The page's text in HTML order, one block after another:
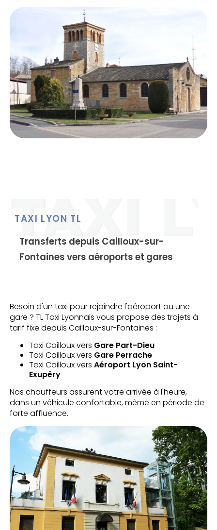
TAXI LYON TL
Transferts depuis Cailloux-sur-
Fontaines vers aéroports et gares
Besoin d'un taxi pour rejoindre l'aéroport ou une
gare ? TL Taxi Lyonnais vous propose des trajets à
tarif fixe depuis Cailloux-sur-Fontaines :
Taxi Cailloux vers Gare Part-Dieu
Taxi Cailloux vers Gare Perrache
Taxi Cailloux vers Aéroport Lyon Saint-
Exupéry
Nos chauffeurs assurent votre arrivée à l'heure,
dans un véhicule confortable, même en période de
forte affluence.